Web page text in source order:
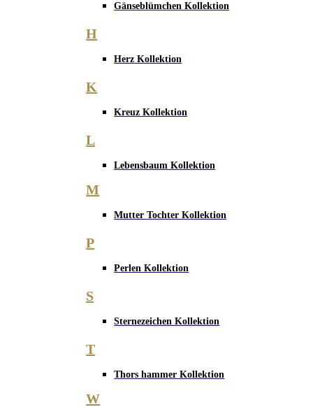
Gänseblümchen Kollektion
H
Herz Kollektion
K
Kreuz Kollektion
L
Lebensbaum Kollektion
M
Mutter Tochter Kollektion
P
Perlen Kollektion
S
Sternezeichen Kollektion
T
Thors hammer Kollektion
W